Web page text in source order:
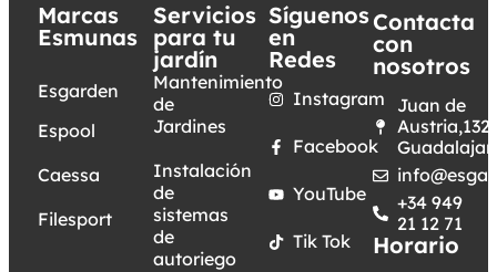
Marcas
Esmunas
Esgarden
Espool
Caessa
Filesport
Servicios
para tu
jardín
Mantenimiento
de
Jardines
Instalación
de
sistemas
de
autoriego
Síguenos
en
Redes
Instagram
Facebook
YouTube
Tik Tok
Contacta
con
nosotros
Juan de
Austria,132.
+34 949
21 12 71
Horario